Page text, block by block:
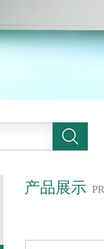
产品展示